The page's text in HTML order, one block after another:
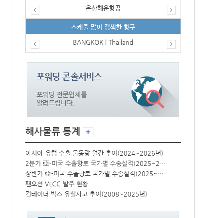
은산해운항공
스케줄 많이 검색한 항구
BANGKOK | Thailand
해사물류 통계
아시아-유럽 수출 물동량 월간 추이(2024~2026년)
2분기 亞-미국 수출항로 국가별 수송실적(2025~2026년)
상반기 亞-미국 수출항로 국가별 수송실적(2025~2026년)
팬오션 VLCC 발주 현황
컨테이너 박스 유실사고 추이(2008~2025년)